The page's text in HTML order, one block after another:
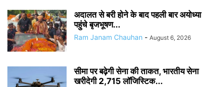
अदालत से बरी होने के बाद पहली बार अयोध्या
पहुंचे बृजभूषण...
Ram Janam Chauhan - August 6, 2026
सीमा पर बढ़ेगी सेना की ताकत, भारतीय सेना
खरीदेगी 2,715 लॉजिस्टिक...